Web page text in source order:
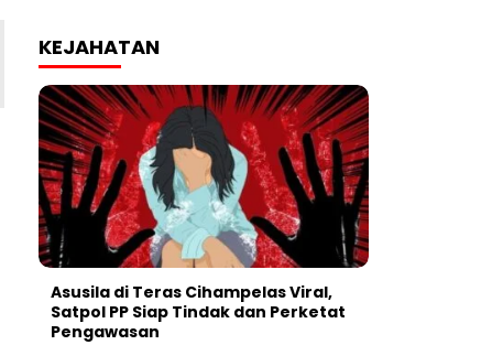
KEJAHATAN
Asusila di Teras Cihampelas Viral,
Satpol PP Siap Tindak dan Perketat
Pengawasan